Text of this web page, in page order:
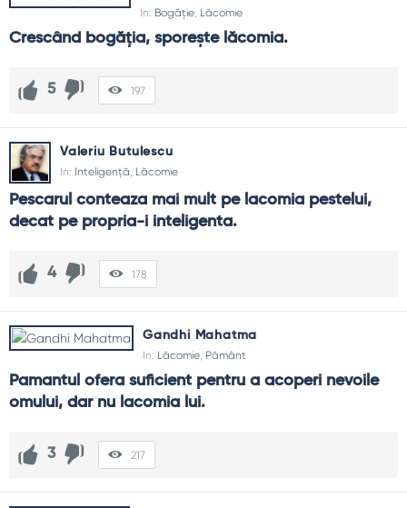
In: Bogăție Lăcomie
Crescând bogăția, sporește lăcomia.
5 197
Valeriu Butulescu
In: Inteligență Lăcomie
Pescarul conteaza mai mult pe lacomia pestelui,
decat pe propria-i inteligenta.
4 178
Gandhi Mahatma
In: Lăcomie Pământ
Pamantul ofera suficient pentru a acoperi nevoile
omului, dar nu lacomia lui.
3 217